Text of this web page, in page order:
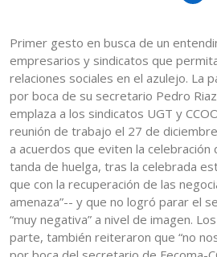
Primer gesto en busca de un
empresarios y sindicatos que
relaciones sociales en el azulejo. La
por boca de su secretario Pedro
emplaza a los sindicatos UGT y
reunión de trabajo el 27 de
a acuerdos que eviten la celebración
tanda de huelga, tras la celebrada
que con la recuperación de las
amenaza”-- y que no logró parar el
“muy negativa” a nivel de imagen.
parte, también reiteraron que “no